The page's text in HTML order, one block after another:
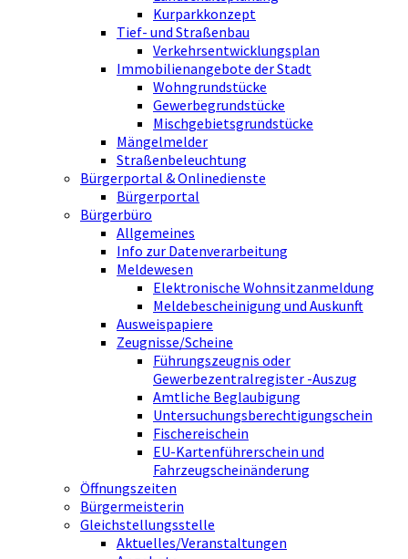
Kurparkkonzept
Tief- und Straßenbau
Verkehrsentwicklungsplan
Immobilienangebote der Stadt
Wohngrundstücke
Gewerbegrundstücke
Mischgebietsgrundstücke
Mängelmelder
Straßenbeleuchtung
Bürgerportal & Onlinedienste
Bürgerportal
Bürgerbüro
Allgemeines
Info zur Datenverarbeitung
Meldewesen
Elektronische Wohnsitzanmeldung
Meldebescheinigung und Auskunft
Ausweispapiere
Zeugnisse/Scheine
Führungszeugnis oder
Gewerbezentralregister -Auszug
Amtliche Beglaubigung
Untersuchungsberechtigungschein
Fischereischein
EU-Kartenführerschein und
Fahrzeugscheinänderung
Öffnungszeiten
Bürgermeisterin
Gleichstellungsstelle
Aktuelles/Veranstaltungen